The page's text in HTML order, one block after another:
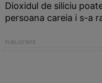
Dioxidul de siliciu
persoana careia i s-a